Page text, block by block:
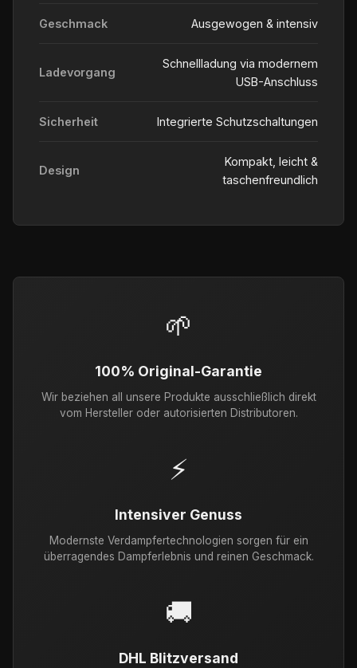
Geschmack Ausgewogen & intensiv
Ladevorgang
Schnellladung via modernem
USB-Anschluss
Sicherheit Integrierte Schutzschaltungen
Design
Kompakt, leicht &
taschenfreundlich
🌱
100% Original-Garantie
Wir beziehen all unsere Produkte ausschließlich direkt
vom Hersteller oder autorisierten Distributoren.
⚡
Intensiver Genuss
Modernste Verdampfertechnologien sorgen für ein
überragendes Dampferlebnis und reinen Geschmack.
🚚
DHL Blitzversand